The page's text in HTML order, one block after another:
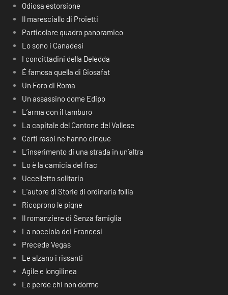
Odiosa estorsione
Il maresciallo di Proietti
Particolare quadro panoramico
Lo sono i Canadesi
I concittadini della Deledda
É famosa quella di Giosafat
Un Foro di Roma
Un assassino come Edipo
L’arma con il tamburo
La capitale del Cantone del Vallese
Certi rasoi ne hanno cinque
L’inserimento di una strada in un’altra
Lo è la camicia del frac
Uccelletto solitario
L’autore di Storie di ordinaria follia
Ricoprono le pigne
Il romanziere di Senza famiglia
La nocciola dei Francesi
Precede Vegas
Le alzano i rissanti
Agile e longilinea
Le perde chi non dorme